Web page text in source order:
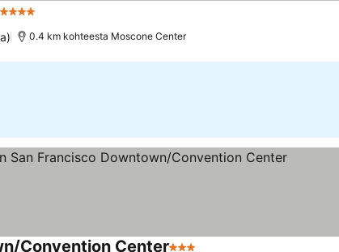
4 Tähtiluokitus
0.4 km kohteesta Moscone Center
Convention Center